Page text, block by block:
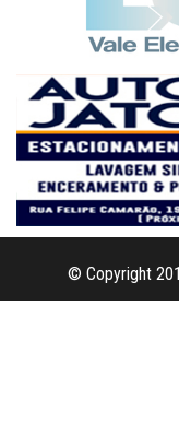
© Copyright